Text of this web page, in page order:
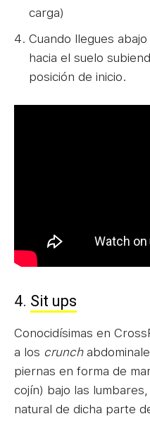
carga)
Cuando llegues
hacia el suelo
posición de inicio.
4. Sit ups
Conocidísimas en
a los crunch
piernas en forma de
cojín) bajo las
natural de dicha parte